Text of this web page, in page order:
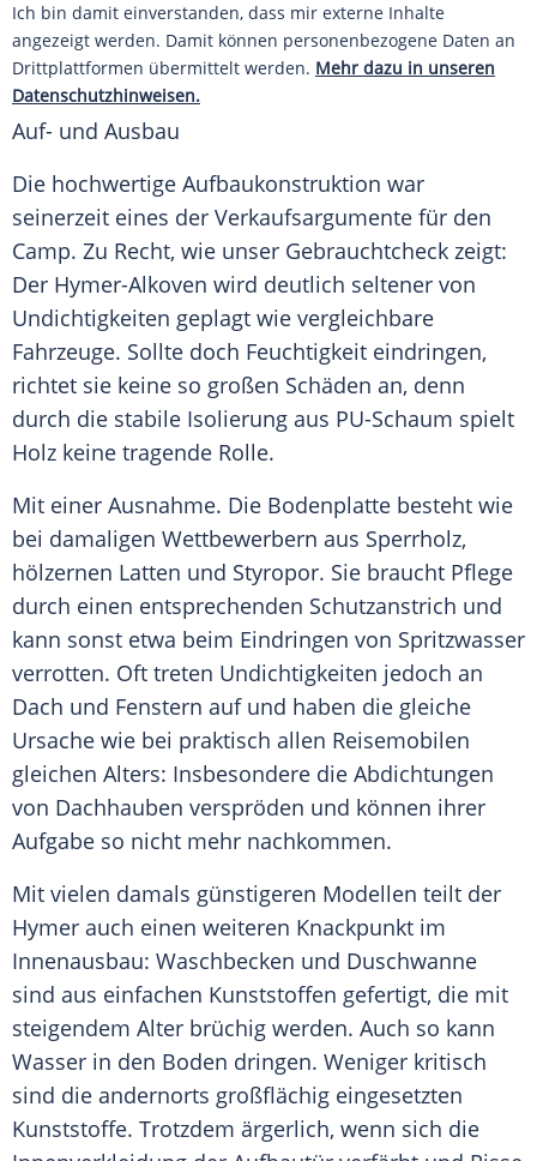
Ich bin damit einverstanden, dass mir externe Inhalte
angezeigt werden. Damit können personenbezogene Daten an
Drittplattformen übermittelt werden. Mehr dazu in unseren
Datenschutzhinweisen.
Auf- und Ausbau
Die hochwertige Aufbaukonstruktion war
seinerzeit eines der Verkaufsargumente für den
Camp. Zu Recht, wie unser Gebrauchtcheck zeigt:
Der Hymer-Alkoven wird deutlich seltener von
Undichtigkeiten geplagt wie vergleichbare
Fahrzeuge. Sollte doch Feuchtigkeit eindringen,
richtet sie keine so großen Schäden an, denn
durch die stabile Isolierung aus PU-Schaum spielt
Holz keine tragende Rolle.
Mit einer Ausnahme. Die Bodenplatte besteht wie
bei damaligen Wettbewerbern aus Sperrholz,
hölzernen Latten und Styropor. Sie braucht Pflege
durch einen entsprechenden Schutzanstrich und
kann sonst etwa beim Eindringen von Spritzwasser
verrotten. Oft treten Undichtigkeiten jedoch an
Dach und Fenstern auf und haben die gleiche
Ursache wie bei praktisch allen Reisemobilen
gleichen Alters: Insbesondere die Abdichtungen
von Dachhauben verspröden und können ihrer
Aufgabe so nicht mehr nachkommen.
Mit vielen damals günstigeren Modellen teilt der
Hymer auch einen weiteren Knackpunkt im
Innenausbau: Waschbecken und Duschwanne
sind aus einfachen Kunststoffen gefertigt, die mit
steigendem Alter brüchig werden. Auch so kann
Wasser in den Boden dringen. Weniger kritisch
sind die andernorts großflächig eingesetzten
Kunststoffe. Trotzdem ärgerlich, wenn sich die